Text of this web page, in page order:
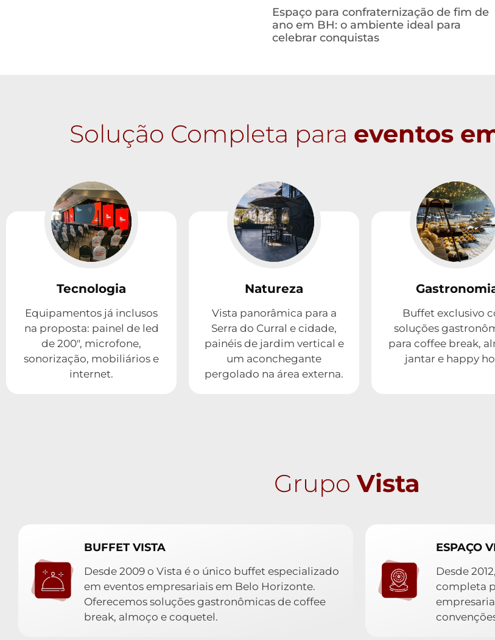
Espaço para confraternização de fim de
ano em BH: o ambiente ideal para
celebrar conquistas
Solução Completa para eventos
Tecnologia
Equipamentos já inclusos
na proposta: painel de led
de 200", microfone,
sonorização, mobiliários e
internet.
Natureza
Vista panorâmica para a
Serra do Curral e cidade,
painéis de jardim vertical e
um aconchegante
pergolado na área externa.
Buffet exclusivo
soluções
para coffee break,
jantar e happy
GrupoVista
BUFFET VISTA
Desde 2009 o Vista é o único buffet especializado
em eventos empresariais em Belo Horizonte.
Oferecemos soluções gastronômicas de coffee
break, almoço e coquetel.
ESPAÇO
Desde
completa